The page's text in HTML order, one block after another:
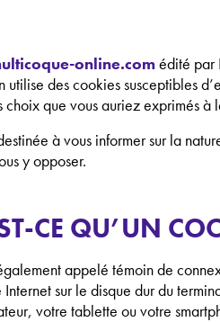
online.comédité par
des cookies susceptibles
choix que vous auriez exprimés
à vous informer sur la
y opposer.
CE QU’UN
appelé témoin de
Internet sur le disque dur du
votre tablette ou votre